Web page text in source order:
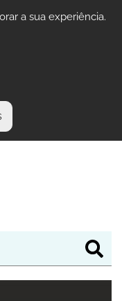
a sua experiência.